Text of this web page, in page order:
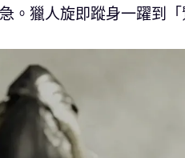
。獵人旋即蹤身一躍到